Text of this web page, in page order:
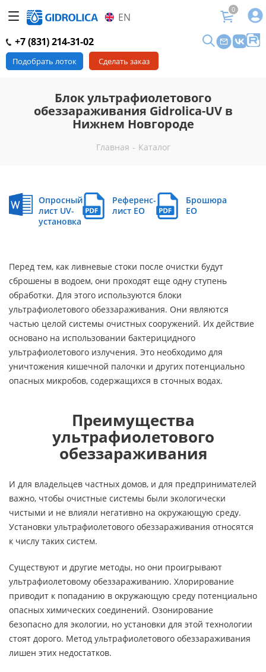
EN
0
+7 (831) 214-31-02
Подобрать лоток Сделать заказ
Блок ультрафиолетового
обеззараживания Gidrolica-UV в
Нижнем Новгороде
Главная - Каталог
Опросный
лист UV-
установка
Референс-
лист EO
Брошюра
EO
Перед тем, как ливневые стоки после очистки будут
сброшены в водоем, они проходят еще одну ступень
обработки. Для этого используются блоки
ультрафиолетового обеззараживания. Они являются
частью целой системы очистных сооружений. Их действие
основано на использовании бактерицидного
ультрафиолетового излучения. Это необходимо для
уничтожения кишечной палочки и других потенциально
опасных микробов, содержащихся в сточных водах.
Преимущества
ультрафиолетового
обеззараживания
И для владельцев частных домов, и для предпринимателей
важно, чтобы очистные системы были экологически
чистыми и не влияли негативно на окружающую среду.
Установки ультрафиолетового обеззараживания относятся
к числу таких систем.
Существуют и другие методы, но они проигрывают
ультрафиолетовому обеззараживанию. Хлорирование
приводит к попаданию в окружающую среду потенциально
опасных химических соединений. Озонирование
безопасно для экологии, но установки для этой технологии
стоят дорого. Метод ультрафиолетового обеззараживания
лишен этих недостатков.